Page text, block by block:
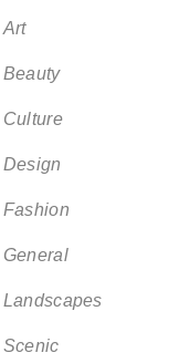
Art
Beauty
Culture
Design
Fashion
General
Landscapes
Scenic